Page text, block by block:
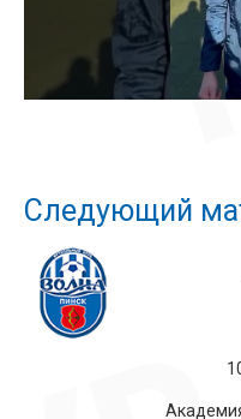
Следующий